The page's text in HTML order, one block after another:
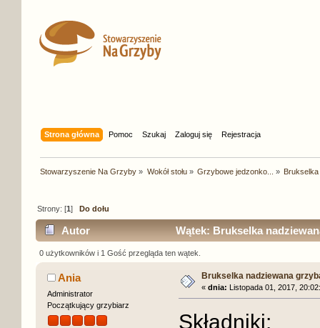
Strona główna Pomoc Szukaj Zaloguj się Rejestracja
Stowarzyszenie Na Grzyby » Wokół stołu» Grzybowe jedzonko... »
Strony: [1]Do dołu
Autor Wątek: Brukselka
0 użytkowników i 1 Gość przegląda ten wątek.
Ania
Administrator
Początkujący grzybiarz
Brukselka nadziewana
« dnia: Listopada 01, 2017,
Składniki: